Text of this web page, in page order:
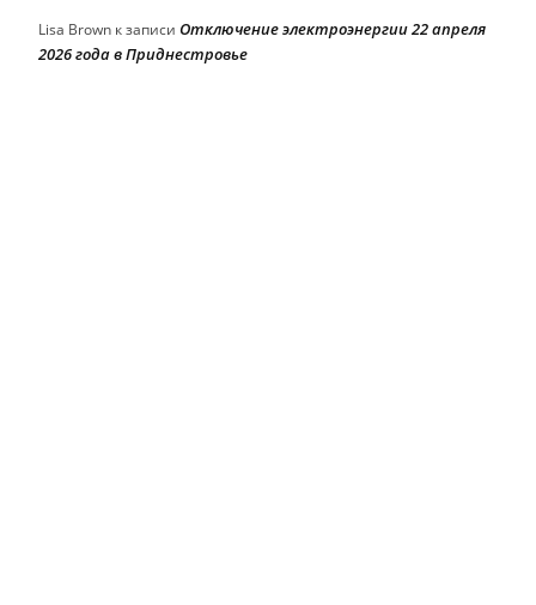
Lisa Brown к записи Отключение электроэнергии 22 апреля
2026 года в Приднестровье